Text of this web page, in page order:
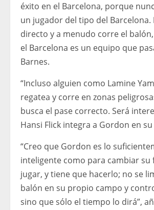
éxito en el Barcelona, ​​porque
un jugador del tipo del Barcelona.
directo y a menudo corre el
el Barcelona es un equipo que
Barnes.
“Incluso alguien como Lamine
regatea y corre en zonas
busca el pase correcto. Será
Hansi Flick integra a Gordon en
“Creo que Gordon es lo
inteligente como para cambiar su
jugar, y tiene que hacerlo; no se
balón en su propio campo y
sino que sólo el tiempo lo dirá”,